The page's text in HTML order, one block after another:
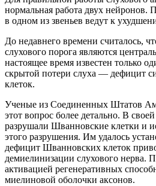
нормальная работа двух нейронов.
в одном из звеньев ведут к
До недавнего времени считалось,
слухового порога являются
настоящее время известен только
скрытой потери слуха — дефицит
клеток.
Ученые из Соединенных Штатов
этот вопрос более детально. В
разрушали Шванновские клетки и
этого разрушения. Им удалось
дефицит Шванновских клеток
демиелинизации слухового нерва.
активацией регенеративных
миелиновой оболочки аксонов.